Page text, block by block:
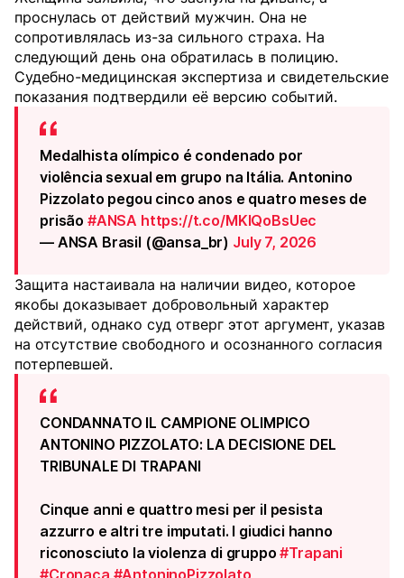
проснулась от действий мужчин. Она не
сопротивлялась из-за сильного страха. На
следующий день она обратилась в полицию.
Судебно-медицинская экспертиза и свидетельские
показания подтвердили её версию событий.
Medalhista olímpico é condenado por
violência sexual em grupo na Itália. Antonino
Pizzolato pegou cinco anos e quatro meses de
prisão #ANSA https://t.co/MKlQoBsUec
— ANSA Brasil (@ansa_br) July 7, 2026
Защита настаивала на наличии видео, которое
якобы доказывает добровольный характер
действий, однако суд отверг этот аргумент, указав
на отсутствие свободного и осознанного согласия
потерпевшей.
CONDANNATO IL CAMPIONE OLIMPICO
ANTONINO PIZZOLATO: LA DECISIONE DEL
TRIBUNALE DI TRAPANI
Cinque anni e quattro mesi per il pesista
azzurro e altri tre imputati. I giudici hanno
riconosciuto la violenza di gruppo#Trapani
#Cronaca #AntoninoPizzolato